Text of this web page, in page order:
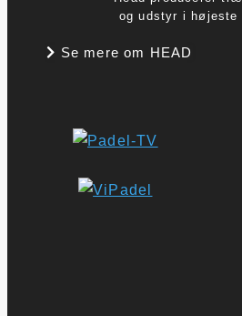
og udstyr i højeste
Se mere om HEAD